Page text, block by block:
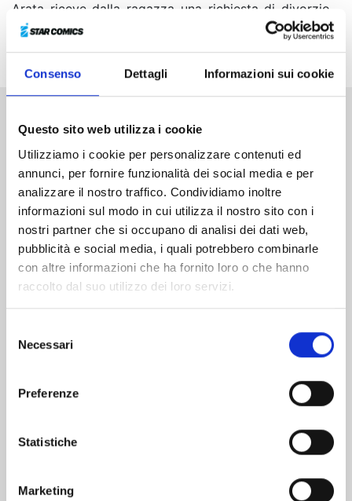
Consenso Dettagli Informazioni sui cookie
Questo sito web utilizza i cookie
Utilizziamo i cookie per personalizzare contenuti ed
annunci, per fornire funzionalità dei social media e per
analizzare il nostro traffico. Condividiamo inoltre
informazioni sul modo in cui utilizza il nostro sito con i
nostri partner che si occupano di analisi dei dati web,
pubblicità e social media, i quali potrebbero combinarle
con altre informazioni che ha fornito loro o che hanno
raccolto dal suo utilizzo dei loro servizi.
delNecessari
Preferenze
Statistiche
Marketing
Arata riceve dalla ragazza una richiesta di divorzio…
Come finirà l’assurda storia di Arata e della presunta
Altri volumi della serie